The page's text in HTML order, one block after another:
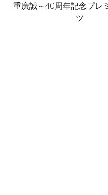
重廣誠～40周年記念プレ
ツ